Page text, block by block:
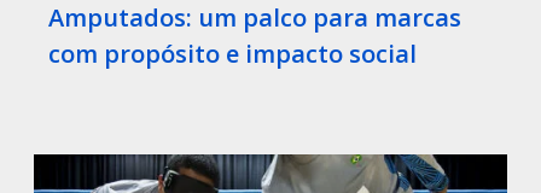
Amputados: um palco para marcas
com propósito e impacto social